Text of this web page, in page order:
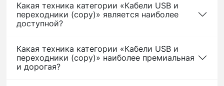
Какая техника категории «Кабели USB и
переходники (сopy)» является наиболее
доступной?
Какая техника категории «Кабели USB и
переходники (сopy)» наиболее премиальная
и дорогая?